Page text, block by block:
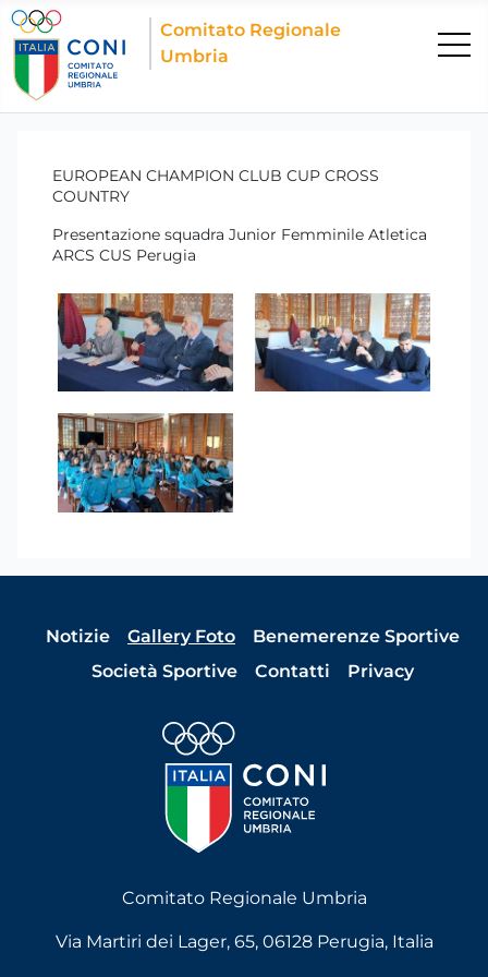
Comitato Regionale
Umbria
EUROPEAN CHAMPION CLUB CUP CROSS
COUNTRY
Presentazione squadra Junior Femminile Atletica
ARCS CUS Perugia
Notizie Gallery Foto
Benemerenze Sportive
Società Sportive
Contatti Privacy
Comitato Regionale Umbria
Via Martiri dei Lager, 65, 06128 Perugia, Italia